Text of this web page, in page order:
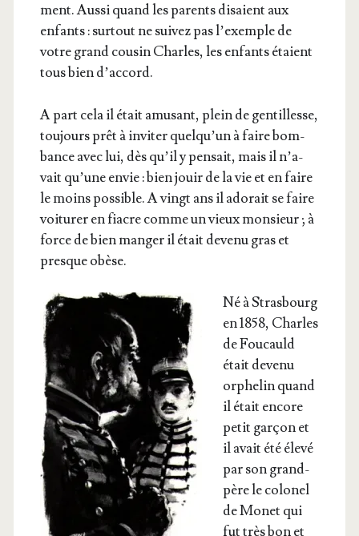
ment. Aus­si quand les parents disaient aux
enfants : sur­tout ne sui­vez pas l’exemple de
votre grand cou­sin Charles, les enfants étaient
tous bien d’accord.
A part cela il était amu­sant, plein de gen­tillesse,
tou­jours prêt à invi­ter quel­qu’un à faire bom­
bance avec lui, dès qu’il y pen­sait, mais il n’a­
vait qu’une envie : bien jouir de la vie et en faire
le moins pos­sible. A vingt ans il ado­rait se faire
voi­tu­rer en fiacre comme un vieux mon­sieur ; à
force de bien man­ger il était deve­nu gras et
presque obèse.
Né à Stras­bourg
en 1858, Charles
de Fou­cauld
était deve­nu
orphe­lin quand
il était encore
petit gar­çon et
il avait été éle­vé
par son grand-
père le colo­nel
de Monet qui
fut très bon et